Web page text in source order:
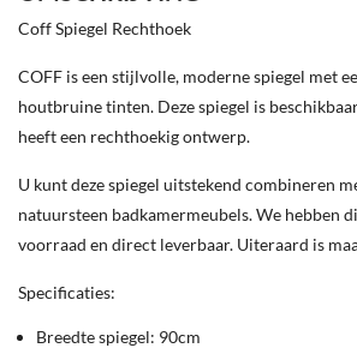
Coff Spiegel Rechthoek
COFF is een stijlvolle, moderne spiegel met
houtbruine tinten. Deze spiegel is
heeft een rechthoekig ontwerp.
U kunt deze spiegel uitstekend combineren
natuursteen badkamermeubels. We hebben
voorraad en direct leverbaar. Uiteraard is
Specificaties:
Breedte spiegel: 90cm